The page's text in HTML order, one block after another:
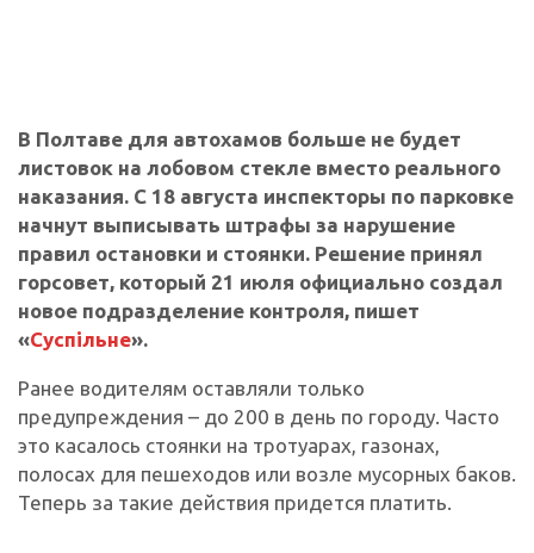
В Полтаве для автохамов больше не будет
листовок на лобовом стекле вместо реального
наказания. С 18 августа инспекторы по парковке
начнут выписывать штрафы за нарушение
правил остановки и стоянки. Решение принял
горсовет, который 21 июля официально создал
новое подразделение контроля, пишет
«Суспільне».
Ранее водителям оставляли только
предупреждения – до 200 в день по городу. Часто
это касалось стоянки на тротуарах, газонах,
полосах для пешеходов или возле мусорных баков.
Теперь за такие действия придется платить.